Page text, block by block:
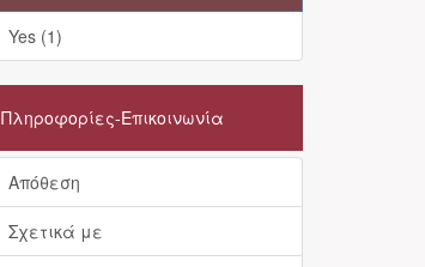
Yes (1)
Πληροφορίες-Επικοινωνία
Απόθεση
Σχετικά με